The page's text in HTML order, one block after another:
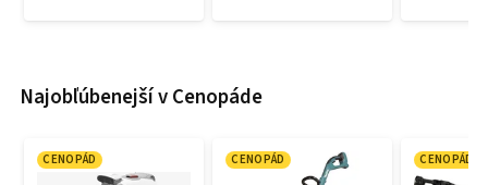
Najobľúbenejší v Cenopáde
CENOPÁD CENOPÁD CENOPÁD